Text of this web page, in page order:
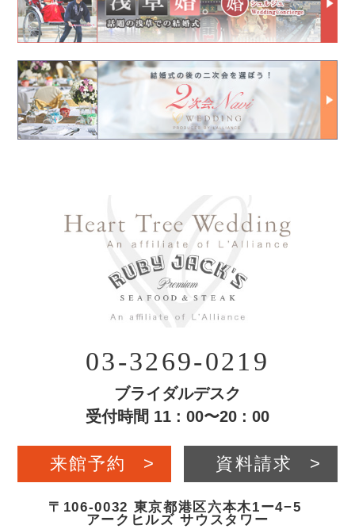
03-3269-0219
ブライダルデスク
受付時間 11 : 00〜20 : 00
来館予約 > 資料請求 >
〒106-0032 東京都港区六本木1ー4−5
アークヒルズ サウスタワー